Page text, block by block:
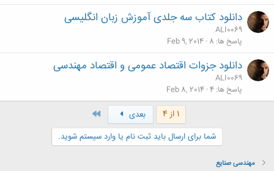
دانلود کتاب سه جلدی آموزش زبان انگلیسی
ALI0069
پاسخ ها 8
Feb 9, 2014
دانلود جزوات اقتصاد عمومی و اقتصاد مهندسی
ALI0069
پاسخ ها 4
Feb 8, 2014
1 از 4 بعدی
شما برای ارسال باید ثبت نام یا وارد سیستم شوید.
مهندسی صنایع